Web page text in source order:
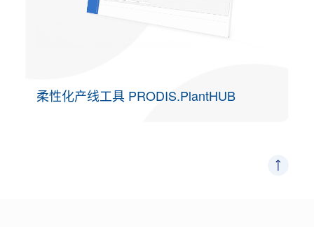
柔性化产线工具 PRODIS.PlantHUB